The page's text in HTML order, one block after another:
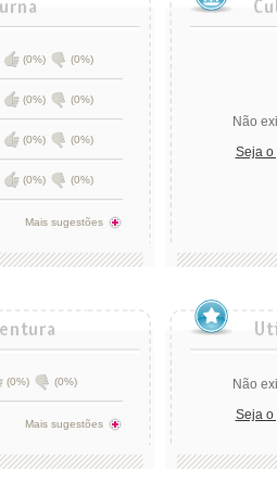
(0%) (0%)
(0%) (0%)
(0%) (0%)
(0%) (0%)
Mais sugestões
Não
Seja o
(0%) (0%)
Mais sugestões
Não
Seja o